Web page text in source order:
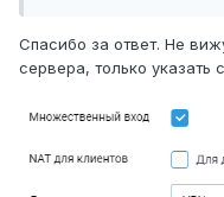
Спасибо за ответ. Не
сервера, только указать